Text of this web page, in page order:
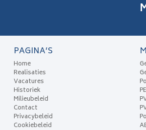
PAGINA’S
Home
Realisaties
Vacatures
Historiek
Milieubeleid
Contact
Privacybeleid
Cookiebeleid